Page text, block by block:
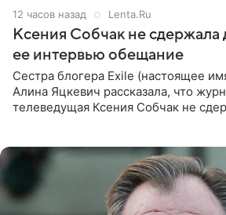
12 часов назад Lenta.Ru
Ксения Собчак не сдержала
ее интервью обещание
Сестра блогера Exile (настоящее
Алина Яцкевич рассказала, что
телеведущая Ксения Собчак не